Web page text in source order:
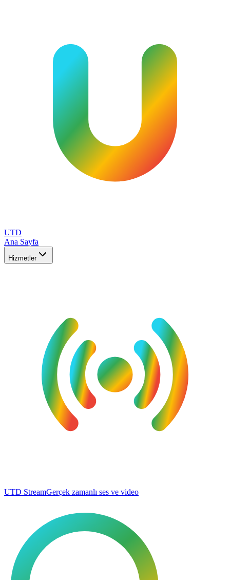
UTD
Ana Sayfa
Hizmetler
UTD StreamGerçek zamanlı ses ve video